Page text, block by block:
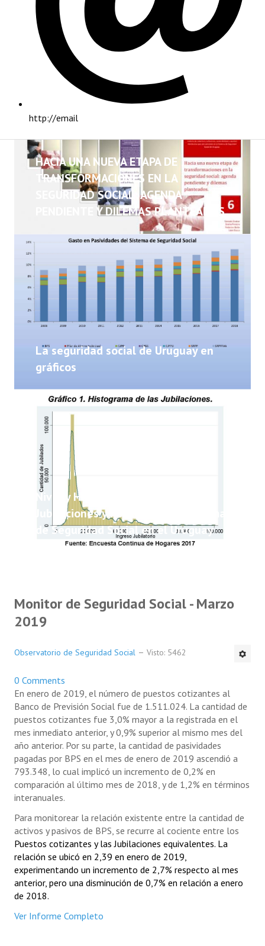
http://email
INSTITUCIONAL
NOTICIAS
HACIA UNA NUEVA ETAPA DE
TRANSFORMACIONES EN LA
SEGURIDAD SOCIAL: AGENDA
PENDIENTE Y DILEMAS PLANTEADOS
La seguridad social de Uruguay en
gráficos
Nivel y Heterogeneidad de las
Jubilaciones y Pensiones del Sistema
de Seguridad Social en el Uruguay
Monitor de Seguridad Social - Marzo
2019
Observatorio de Seguridad Social Visto: 5462
0 Comments
En enero de 2019, el número de puestos cotizantes al
Banco de Previsión Social fue de 1.511.024. La cantidad de
puestos cotizantes fue 3,0% mayor a la registrada en el
mes inmediato anterior, y 0,9% superior al mismo mes del
año anterior. Por su parte, la cantidad de pasividades
pagadas por BPS en el mes de enero de 2019 ascendió a
793.348, lo cual implicó un incremento de 0,2% en
comparación al último mes de 2018, y de 1,2% en términos
interanuales.
Para monitorear la relación existente entre la cantidad de
activos y pasivos de BPS, se recurre al cociente entre los
Puestos cotizantes y las Jubilaciones equivalentes. La
relación se ubicó en 2,39 en enero de 2019,
experimentando un incremento de 2,7% respecto al mes
anterior, pero una disminución de 0,7% en relación a enero
de 2018.
Ver Informe Completo